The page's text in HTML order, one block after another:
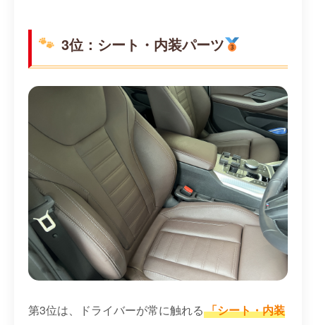
3位：シート・内装パーツ
第3位は、ドライバーが常に触れる 「シート・内装